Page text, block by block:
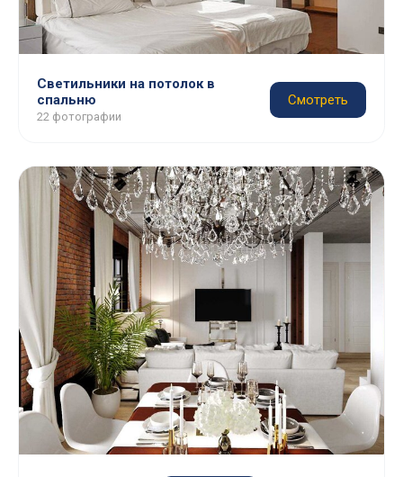
Светильники на потолок в
спальню
22 фотографии
Смотреть